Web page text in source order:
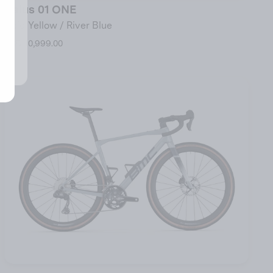
Kaius 01 ONE
Acid Yellow / River Blue
USD 10,999.00